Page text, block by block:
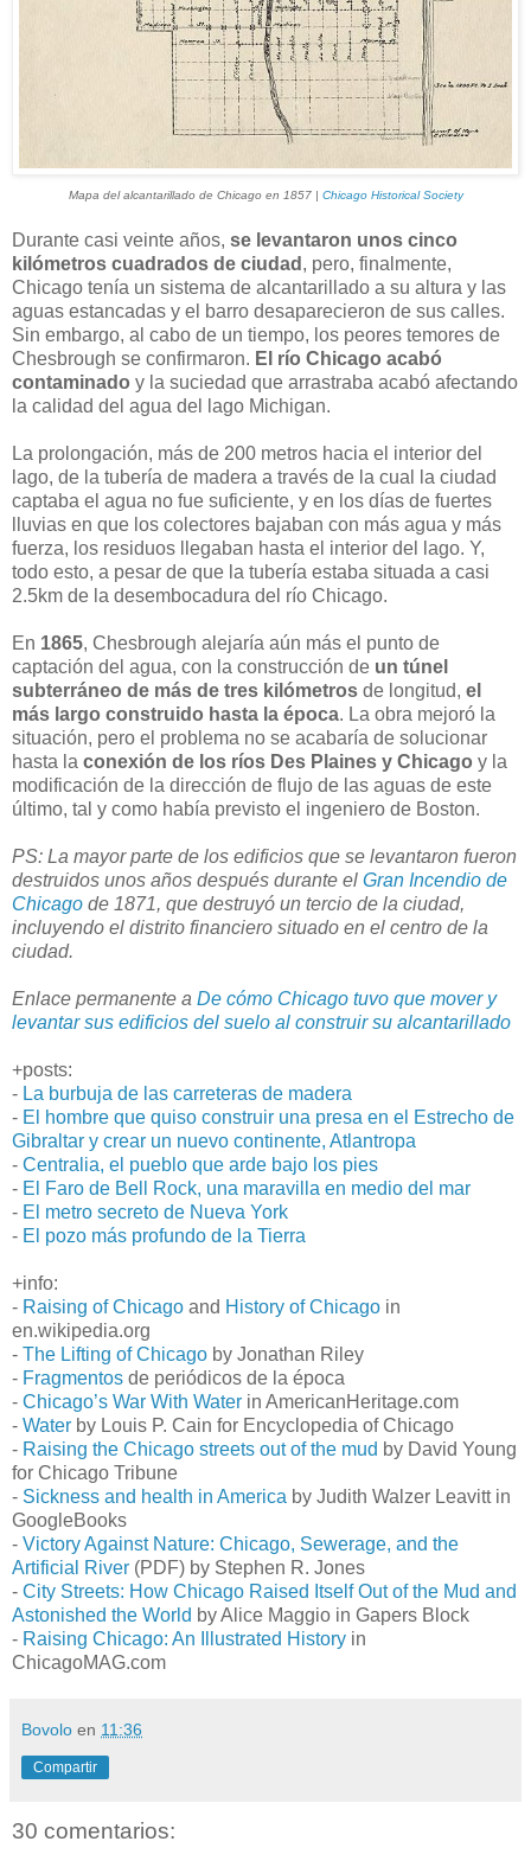
Mapa del alcantarillado de Chicago en 1857 | Chicago Historical Society
Durante casi veinte años, se levantaron unos cinco
kilómetros cuadrados de ciudad , pero, finalmente,
Chicago tenía un sistema de alcantarillado a su altura y las
aguas estancadas y el barro desaparecieron de sus calles.
Sin embargo, al cabo de un tiempo, los peores temores de
Chesbrough se confirmaron. El río Chicago acabó
contaminado y la suciedad que arrastraba acabó afectando
la calidad del agua del lago Michigan.
La prolongación, más de 200 metros hacia el interior del
lago, de la tubería de madera a través de la cual la ciudad
captaba el agua no fue suficiente, y en los días de fuertes
lluvias en que los colectores bajaban con más agua y más
fuerza, los residuos llegaban hasta el interior del lago. Y,
todo esto, a pesar de que la tubería estaba situada a casi
2.5km de la desembocadura del río Chicago.
En 1865, Chesbrough alejaría aún más el punto de
captación del agua, con la construcción de un túnel
subterráneo de más de tres kilómetros de longitud, el
más largo construido hasta la época. La obra mejoró la
situación, pero el problema no se acabaría de solucionar
hasta la conexión de los ríos Des Plaines y Chicago y la
modificación de la dirección de flujo de las aguas de este
último, tal y como había previsto el ingeniero de Boston.
PS: La mayor parte de los edificios que se levantaron fueron
destruidos unos años después durante el Gran Incendio de
Chicago de 1871, que destruyó un tercio de la ciudad,
incluyendo el distrito financiero situado en el centro de la
ciudad.
Enlace permanente a De cómo Chicago tuvo que mover y
levantar sus edificios del suelo al construir su alcantarillado
+posts:
- La burbuja de las carreteras de madera
- El hombre que quiso construir una presa en el Estrecho de
Gibraltar y crear un nuevo continente, Atlantropa
- Centralia, el pueblo que arde bajo los pies
- El Faro de Bell Rock, una maravilla en medio del mar
- El metro secreto de Nueva York
- El pozo más profundo de la Tierra
+info:
- Raising of Chicago and History of Chicago in
en.wikipedia.org
- The Lifting of Chicago by Jonathan Riley
- Fragmentos de periódicos de la época
- Chicago’s War With Water in AmericanHeritage.com
- Water by Louis P. Cain for Encyclopedia of Chicago
- Raising the Chicago streets out of the mud by David Young
for Chicago Tribune
- Sickness and health in America by Judith Walzer Leavitt in
GoogleBooks
- Victory Against Nature: Chicago, Sewerage, and the
Artificial River (PDF) by Stephen R. Jones
- City Streets: How Chicago Raised Itself Out of the Mud and
Astonished the World by Alice Maggio in Gapers Block
- Raising Chicago: An Illustrated History in
ChicagoMAG.com
Bovolo en 11:36
Compartir
30 comentarios: